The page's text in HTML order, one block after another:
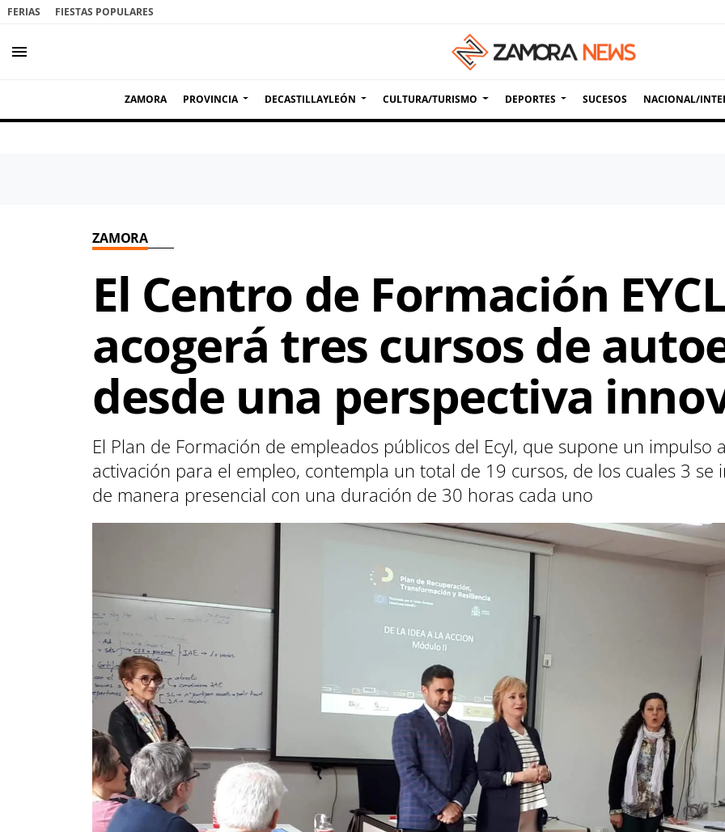
FERIAS FIESTAS POPULARES
menu
ZAMORA PROVINCIA DECASTILLAYLEÓN CULTURA/TURISMO DEPORTES SUCESOS NACIONAL/
ZAMORA
El Centro de Formación
acogerá tres cursos de
desde una perspectiva
El Plan de Formación de empleados públicos del Ecyl, que supone un impulso
activación para el empleo, contempla un total de 19 cursos, de los cuales 3
de manera presencial con una duración de 30 horas cada uno